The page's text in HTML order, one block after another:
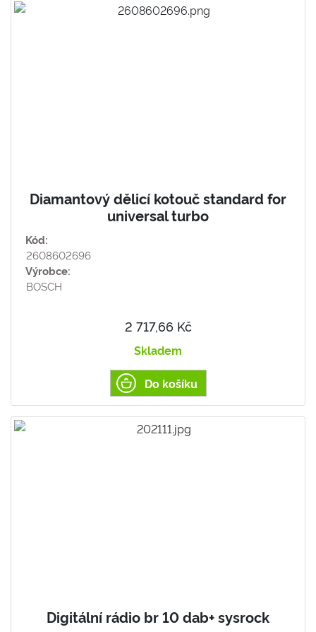
Diamantový dělicí kotouč standard for
universal turbo
Kód:
2608602696
Výrobce:
BOSCH
2 717,66 Kč
Skladem
Do košíku
Digitální rádio br 10 dab+ sysrock